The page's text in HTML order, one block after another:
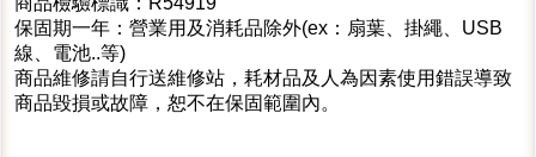
保固期一年：營業用及消耗品除外(ex：扇葉、掛繩、USB
線、電池..等)
商品維修請自行送維修站，耗材品及人為因素使用錯誤導致
商品毀損或故障，恕不在保固範圍內。